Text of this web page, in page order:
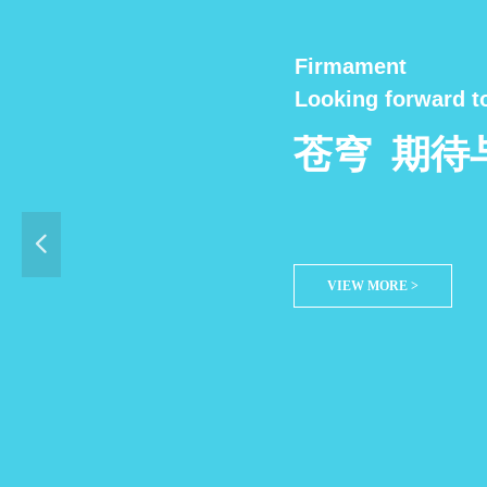
VIEW MORE >
苍穹 期待
Firmament
Looking forward
넳